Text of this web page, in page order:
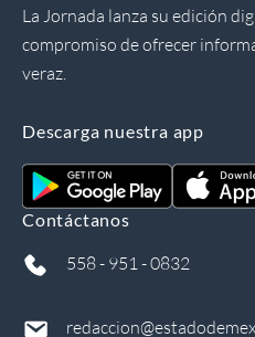
La Jornada lanza su edición
compromiso de ofrecer
veraz.
Descarga nuestra app
Contáctanos
558 - 951 - 0832